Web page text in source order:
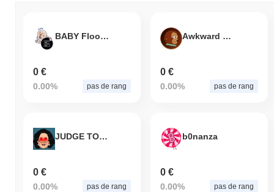
BABY Flooring Lab Credit
0 €
0.00% pas de rang
Awkward Monkey Puppet
0 €
0.00% pas de rang
JUDGE TORRES
0 €
0.00% pas de rang
b0nanza
0 €
0.00% pas de rang